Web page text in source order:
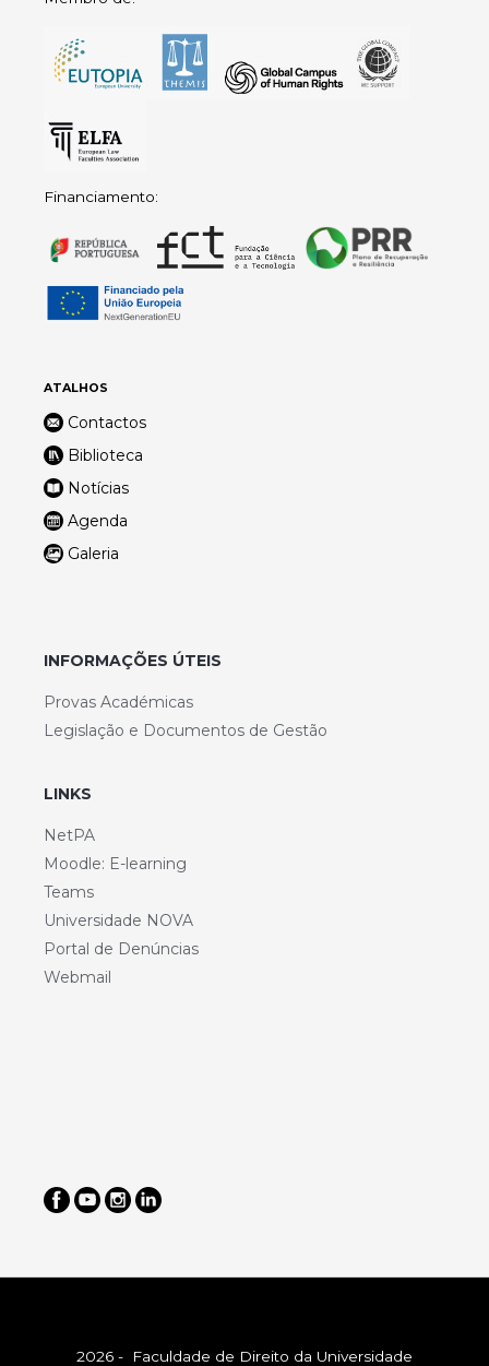
Financiamento:
ATALHOS
Contactos
Biblioteca
Notícias
Agenda
Galeria
INFORMAÇÕES ÚTEIS
Provas Académicas
Legislação e Documentos de Gestão
LINKS
NetPA
Moodle: E-learning
Teams
Universidade NOVA
Portal de Denúncias
Webmail
2026 - Faculdade de Direito da Universidade